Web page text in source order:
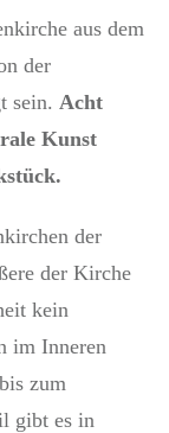
aus dem
der
sein. Acht
Kunst
der
der Kirche
kein
im Inneren
zum
gibt es in